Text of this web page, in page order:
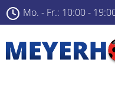
Mo. - Fr.: 10:00 -